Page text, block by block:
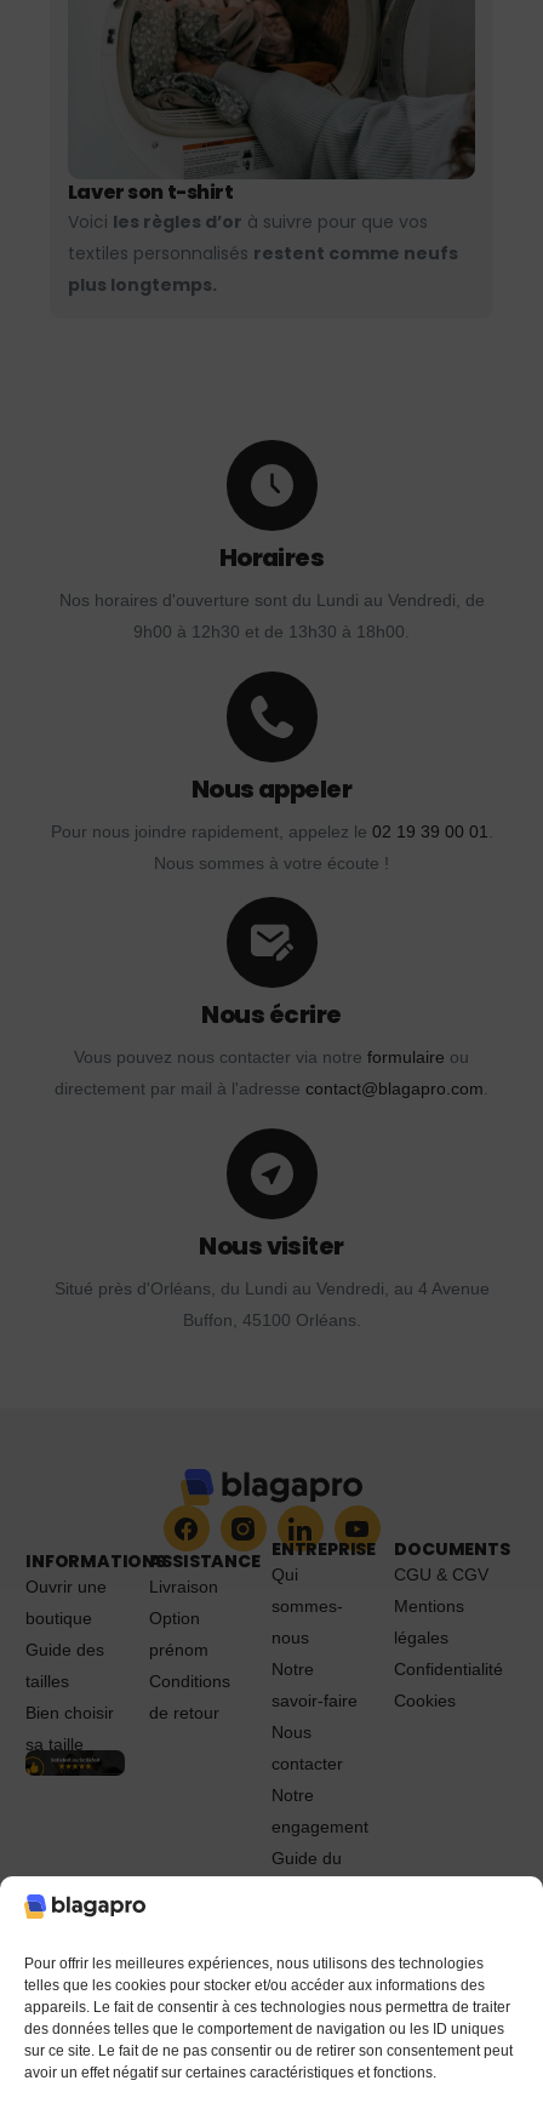
Pour offrir les meilleures expériences, nous utilisons des technologies
telles que les cookies pour stocker et/ou accéder aux informations des
appareils. Le fait de consentir à ces technologies nous permettra de traiter
des données telles que le comportement de navigation ou les ID uniques
sur ce site. Le fait de ne pas consentir ou de retirer son consentement peut
avoir un effet négatif sur certaines caractéristiques et fonctions.
Laver son t-shirt
Voici les règles d’or à suivre pour que vos
textiles personnalisés restent comme neufs
plus longtemps.
Horaires
Nos horaires d'ouverture sont du Lundi au Vendredi, de
9h00 à 12h30 et de 13h30 à 18h00.
Nous appeler
Pour nous joindre rapidement, appelez le 02 19 39 00 01.
Nous sommes à votre écoute !
Nous écrire
Vous pouvez nous contacter via notre formulaire ou
directement par mail à l'adresse contact@blagapro.com.
Nous visiter
Situé près d'Orléans, du Lundi au Vendredi, au 4 Avenue
Buffon, 45100 Orléans.
INFORMATIONS
Ouvrir une
boutique
Guide des
tailles
Bien choisir
sa taille
ASSISTANCE
Livraison
Option
prénom
Conditions
de retour
ENTREPRISE
Qui
sommes-
nous
Notre
savoir-faire
Nous
contacter
Notre
engagement
Guide du
DOCUMENTS
CGU & CGV
Mentions
légales
Confidentialité
Cookies
© 2022 - 2024 Blagapro. Tous droits réservés. Textiles
personnalisés à Orléans